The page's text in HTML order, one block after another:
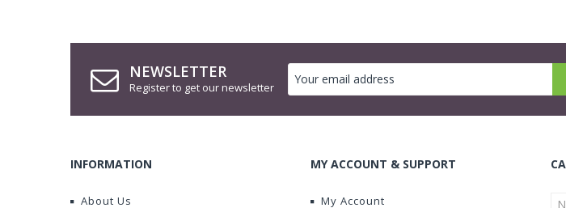
NEWSLETTER
Register to get our newsletter
INFORMATION
About Us
MY ACCOUNT & SUPPORT
My Account